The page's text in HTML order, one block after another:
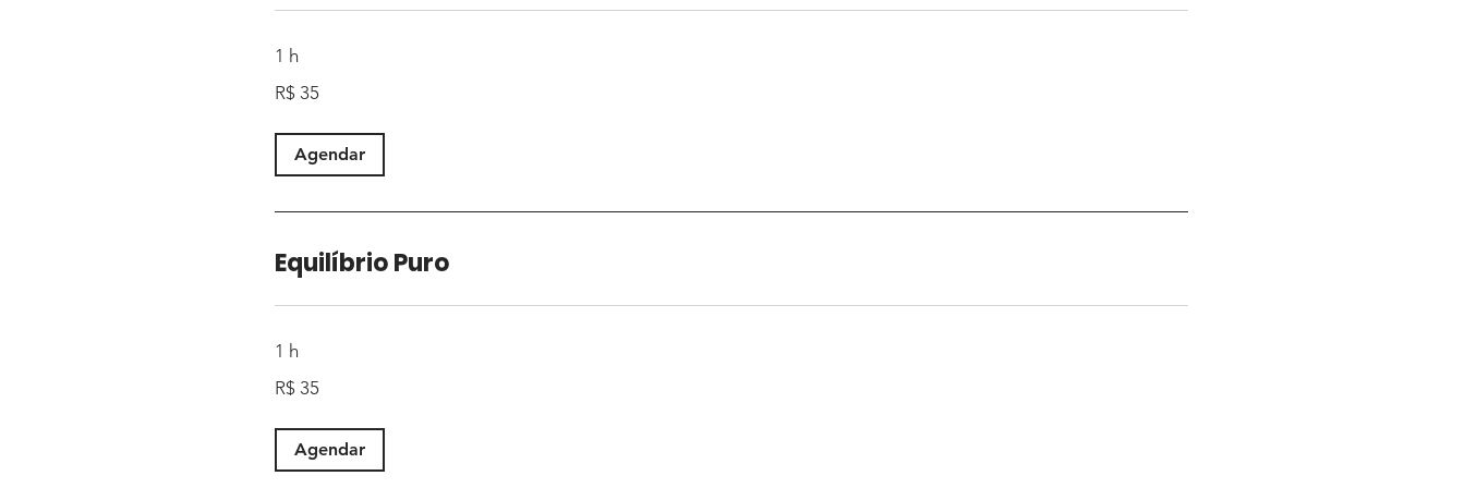
1 h
Reais
brasileiros
R$ 35
Agendar
Equilíbrio Puro
1 h
Reais
brasileiros
R$ 35
Agendar